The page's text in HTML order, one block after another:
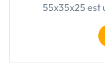
55x35x25 est